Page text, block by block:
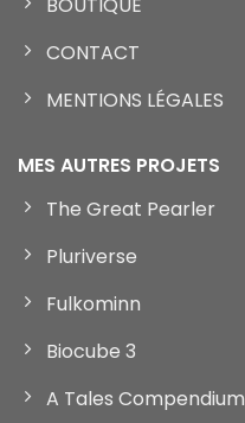
CONTACT
MENTIONS LÉGALES
MES AUTRES PROJETS
The Great Pearler
Pluriverse
Fulkominn
Biocube 3
A Tales Compendium